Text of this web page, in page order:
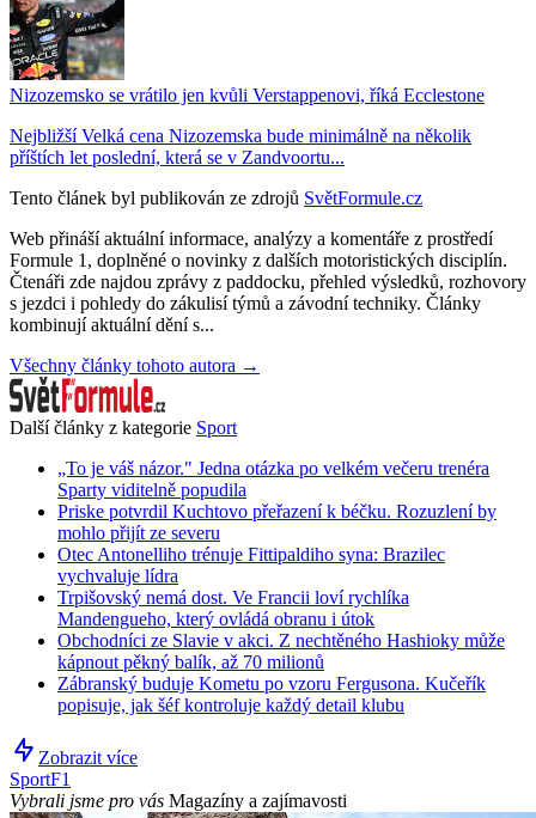
Nizozemsko se vrátilo jen kvůli Verstappenovi, říká Ecclestone
Nejbližší Velká cena Nizozemska bude minimálně na několik
příštích let poslední, která se v Zandvoortu...
Tento článek byl publikován ze zdrojů SvětFormule.cz
Web přináší aktuální informace, analýzy a komentáře z prostředí
Formule 1, doplněné o novinky z dalších motoristických disciplín.
Čtenáři zde najdou zprávy z paddocku, přehled výsledků, rozhovory
s jezdci i pohledy do zákulisí týmů a závodní techniky. Články
kombinují aktuální dění s...
Všechny články tohoto autora →
Další články z kategorie Sport
„To je váš názor." Jedna otázka po velkém večeru trenéra
Sparty viditelně popudila
Priske potvrdil Kuchtovo přeřazení k béčku. Rozuzlení by
mohlo přijít ze severu
Otec Antonelliho trénuje Fittipaldiho syna: Brazilec
vychvaluje lídra
Trpišovský nemá dost. Ve Francii loví rychlíka
Mandengueho, který ovládá obranu i útok
Obchodníci ze Slavie v akci. Z nechtěného Hashioky může
kápnout pěkný balík, až 70 milionů
Zábranský buduje Kometu po vzoru Fergusona. Kučeřík
popisuje, jak šéf kontroluje každý detail klubu
Zobrazit více
SportF1
Vybrali jsme pro vás Magazíny a zajímavosti